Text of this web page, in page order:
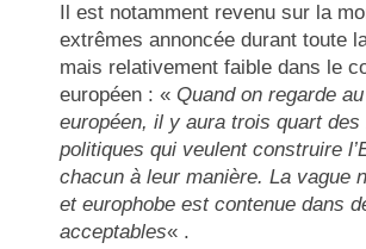
Il est notamment revenu sur la
extrêmes annoncée durant toute
mais relativement faible dans le
européen : «Quand on regarde
européen, il y aura trois quart des
politiques qui veulent construire
chacun à leur manière. La vague
et europhobe est contenue dans
acceptables« .